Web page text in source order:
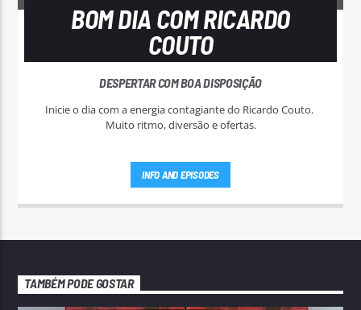
BOM DIA COM RICARDO
COUTO
DESPERTAR COM BOA DISPOSIÇÃO
Inicie o dia com a energia contagiante do Ricardo Couto.
Muito ritmo, diversão e ofertas.
INFO AND EPISODES
TAMBÉM PODE GOSTAR